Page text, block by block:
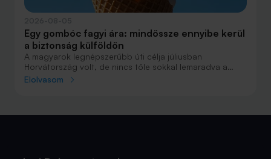
Egy gombóc fagyi ára: mindössze ennyibe kerül
a biztonság külföldön
A magyarok legnépszerűbb úti célja júliusban
Horvátország volt, de nincs tőle sokkal lemaradva a
júniust megnyerő Olaszország sem. A tengerparti
Elolvasom